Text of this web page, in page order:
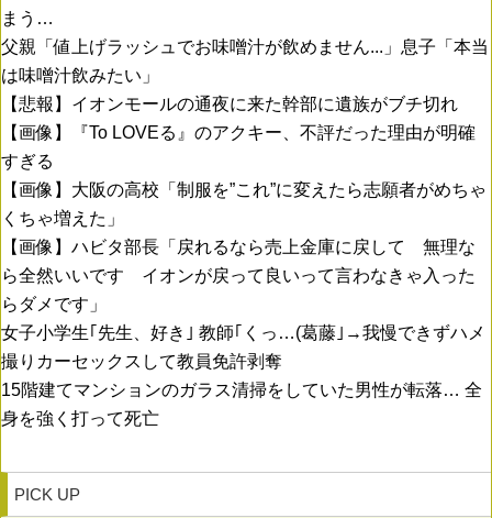
まう…
父親「値上げラッシュでお味噌汁が飲めません...」息子「本当
は味噌汁飲みたい」
【悲報】イオンモールの通夜に来た幹部に遺族がブチ切れ
【画像】『To LOVEる』のアクキー、不評だった理由が明確
すぎる
【画像】大阪の高校「制服を”これ”に変えたら志願者がめちゃ
くちゃ増えた」
【画像】ハビタ部長「戻れるなら売上金庫に戻して 無理な
ら全然いいです イオンが戻って良いって言わなきゃ入った
らダメです」
女子小学生｢先生、好き｣ 教師｢くっ…(葛藤｣→我慢できずハメ
撮りカーセックスして教員免許剥奪
15階建てマンションのガラス清掃をしていた男性が転落… 全
身を強く打って死亡
PICK UP